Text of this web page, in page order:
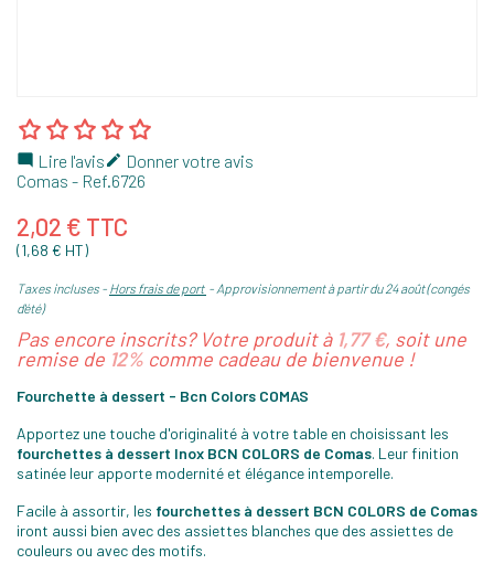
 Lire l'avis Donner votre avis
Comas - Ref. 6726
2,02 € TTC
(1,68 € HT)
Taxes incluses Hors frais de port
Approvisionnement à partir du 24 août (congés
d'été)
Pas encore inscrits? Votre produit à 1,77 €, soit une
remise de 12% comme cadeau de bienvenue !
Fourchette à dessert - Bcn Colors COMAS
Apportez une touche d'originalité à votre table en choisissant les
fourchettes à dessert Inox BCN COLORS de Comas. Leur finition
satinée leur apporte modernité et élégance intemporelle.
Facile à assortir, les fourchettes à dessert BCN COLORS de Comas
iront aussi bien avec des assiettes blanches que des assiettes de
couleurs ou avec des motifs.